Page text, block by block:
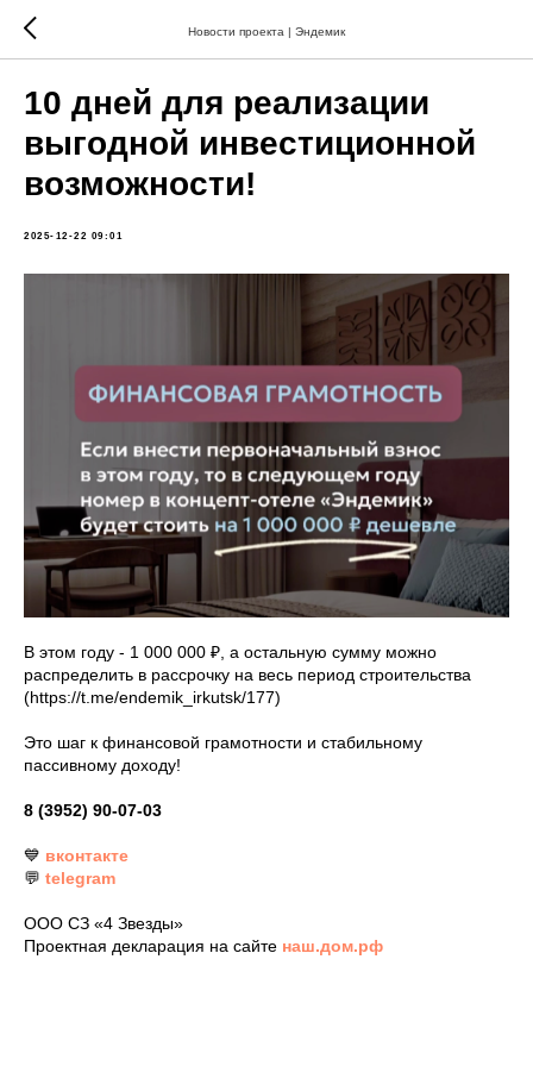
Новости проекта | Эндемик
10 дней для реализации
выгодной инвестиционной
возможности!
2025-12-22 09:01
В этом году - 1 000 000 ₽, а остальную сумму можно
распределить в рассрочку на весь период строительства
(https://t.me/endemik_irkutsk/177)
Это шаг к финансовой грамотности и стабильному
пассивному доходу!
8 (3952) 90-07-03
💙 вконтакте
💬 telegram
ООО СЗ «4 Звезды»
Проектная декларация на сайте наш.дом.рф